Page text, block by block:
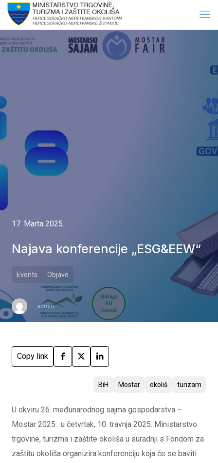
17. Marta 2025.
Najava konferencije „ESG&EEW“
Events Objave
admin
Copy link
BiH Mostar okoliš turizam
U okviru 26. međunarodnog sajma gospodarstva –
Mostar 2025. u četvrtak, 10. travnja 2025. Ministarstvo
trgovine, turizma i zaštite okoliša u suradnji s Fondom za
zaštitu okoliša organizira konferenciju koja će se baviti